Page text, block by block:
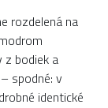
rozdelená na
z bodiek a
spodné: v
identické